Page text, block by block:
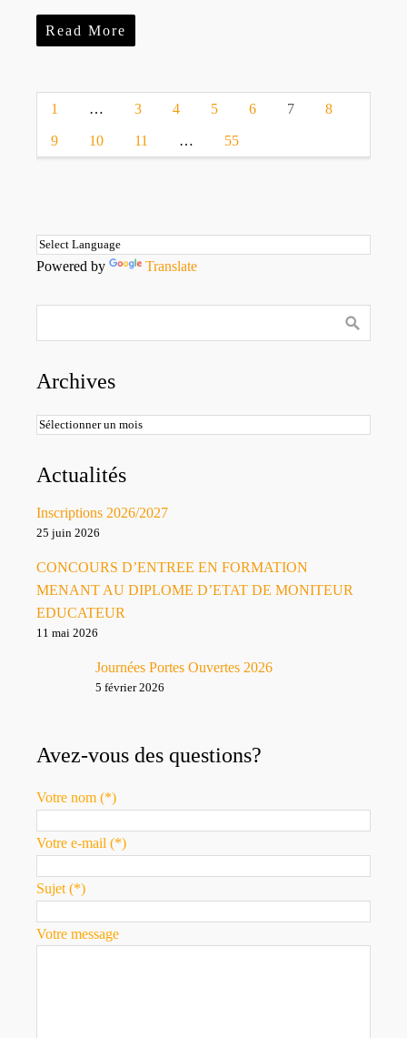
Read More
1 … 3 4 5 6 7 8
9 10 11 … 55
Powered by Translate
Archives
Archives
Actualités
Inscriptions 2026/2027
25 juin 2026
CONCOURS D’ENTREE EN FORMATION
MENANT AU DIPLOME D’ETAT DE MONITEUR
EDUCATEUR
11 mai 2026
Journées Portes Ouvertes 2026
5 février 2026
Avez-vous des questions?
Votre nom (*)
Votre e-mail (*)
Sujet (*)
Votre message